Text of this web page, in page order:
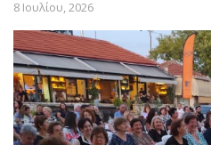
8 Ιουλίου, 2026